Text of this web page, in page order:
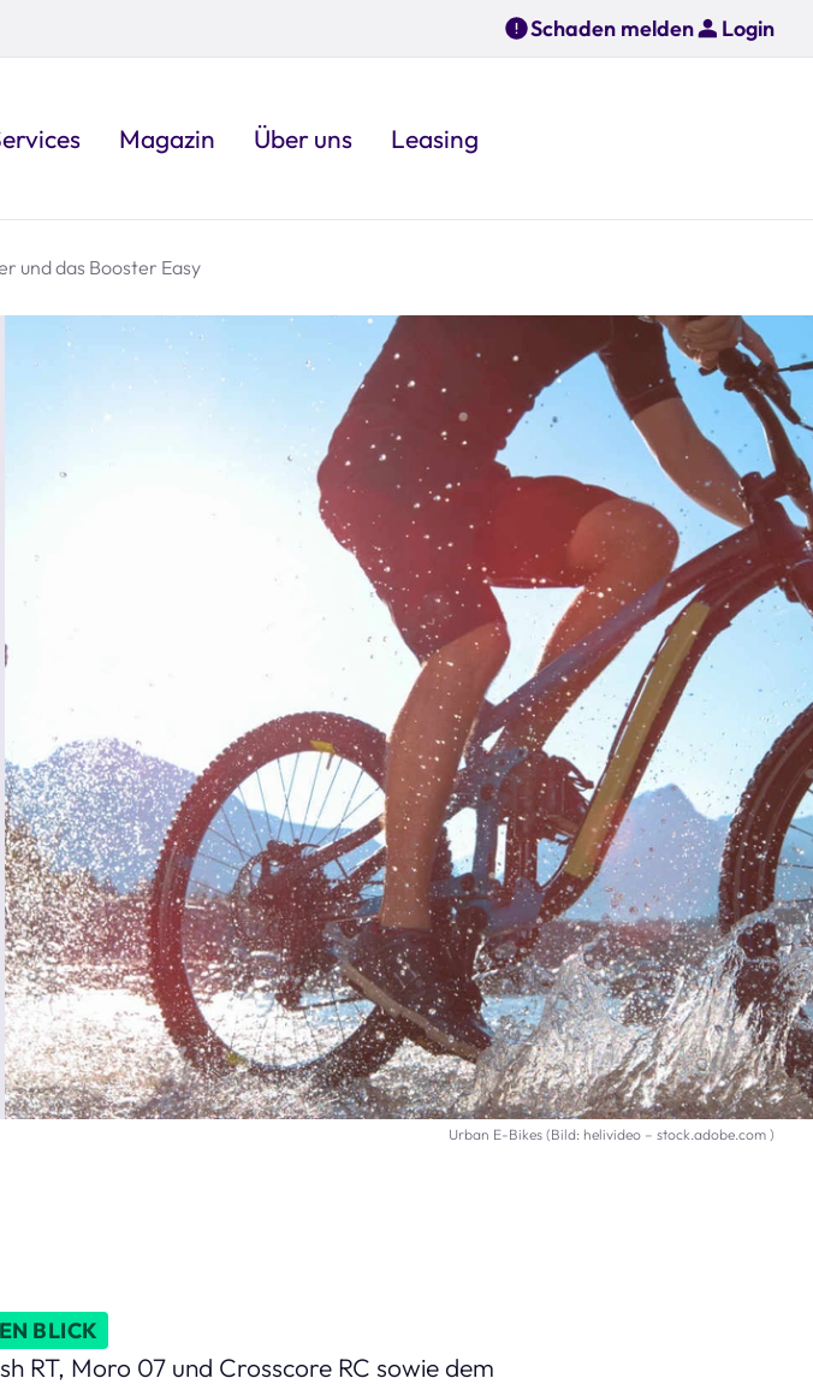
Schaden melden Login
Magazin Über uns Leasing
und das Booster Easy
Urban E-Bikes (Bild: helivideo – stock.adobe.com )
BLICK
RT, Moro 07 und Crosscore RC sowie dem